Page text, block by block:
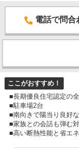
電話で問合
ここがおすすめ！
■長期優良住宅認定の
■駐車場2台
■南向きで陽当り良好
■家族との会話も弾む
■高い断熱性能と省エ